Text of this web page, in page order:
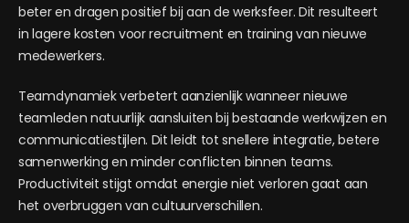
beter en dragen positief bij aan de werksfeer. Dit resulteert
in lagere kosten voor recruitment en training van nieuwe
medewerkers.
Teamdynamiek verbetert aanzienlijk wanneer nieuwe
teamleden natuurlijk aansluiten bij bestaande werkwijzen en
communicatiestijlen. Dit leidt tot snellere integratie, betere
samenwerking en minder conflicten binnen teams.
Productiviteit stijgt omdat energie niet verloren gaat aan
het overbruggen van cultuurverschillen.